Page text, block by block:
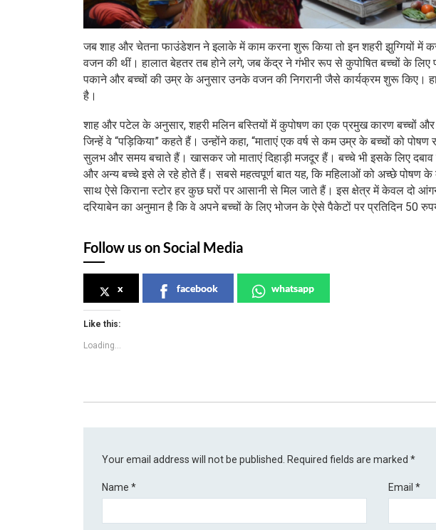
जब शाह और चेतना फाउंडेशन ने इलाके में काम करना शुरू किया तो इन शहरी झुग्गियों में
वजन की थीं। हालात बेहतर तब होने लगे, जब केंद्र ने गंभीर रूप से कुपोषित बच्चों के लिए
पकाने और बच्चों की उम्र के अनुसार उनके वजन की निगरानी जैसे कार्यक्रम शुरू किए।
है।
शाह और पटेल के अनुसार, शहरी मलिन बस्तियों में कुपोषण का एक प्रमुख कारण बच्चों और
जिन्हें वे “पड़िकिया” कहते हैं। उन्होंने कहा, “माताएं एक वर्ष से कम उम्र के बच्चों को
सुलभ और समय बचाते हैं। खासकर जो माताएं दिहाड़ी मजदूर हैं। बच्चे भी इसके लिए
और अन्य बच्चे इसे ले रहे होते हैं। सबसे महत्वपूर्ण बात यह, कि महिलाओं को अच्छे पोषण के
साथ ऐसे किराना स्टोर हर कुछ घरों पर आसानी से मिल जाते हैं। इस क्षेत्र में केवल दो
दरियाबेन का अनुमान है कि वे अपने बच्चों के लिए भोजन के ऐसे पैकेटों पर प्रतिदिन 50
Follow us on Social Media
x facebook whatsapp
Like this:
Loading...
Your email address will not be published. Required fields are marked*
Name* Email *